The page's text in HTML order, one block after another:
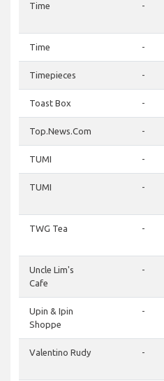
Time -
Time -
Timepieces -
Toast Box -
Top.News.Com -
TUMI -
TUMI -
TWG Tea -
Uncle Lim's
Cafe
-
Upin & Ipin
Shoppe
-
Valentino Rudy -